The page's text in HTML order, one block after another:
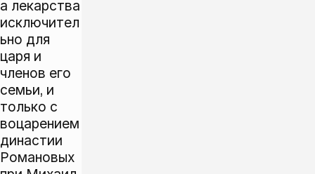
а лекарства
исключител
ьно для
царя и
членов его
семьи, и
только с
воцарением
династии
Романовых